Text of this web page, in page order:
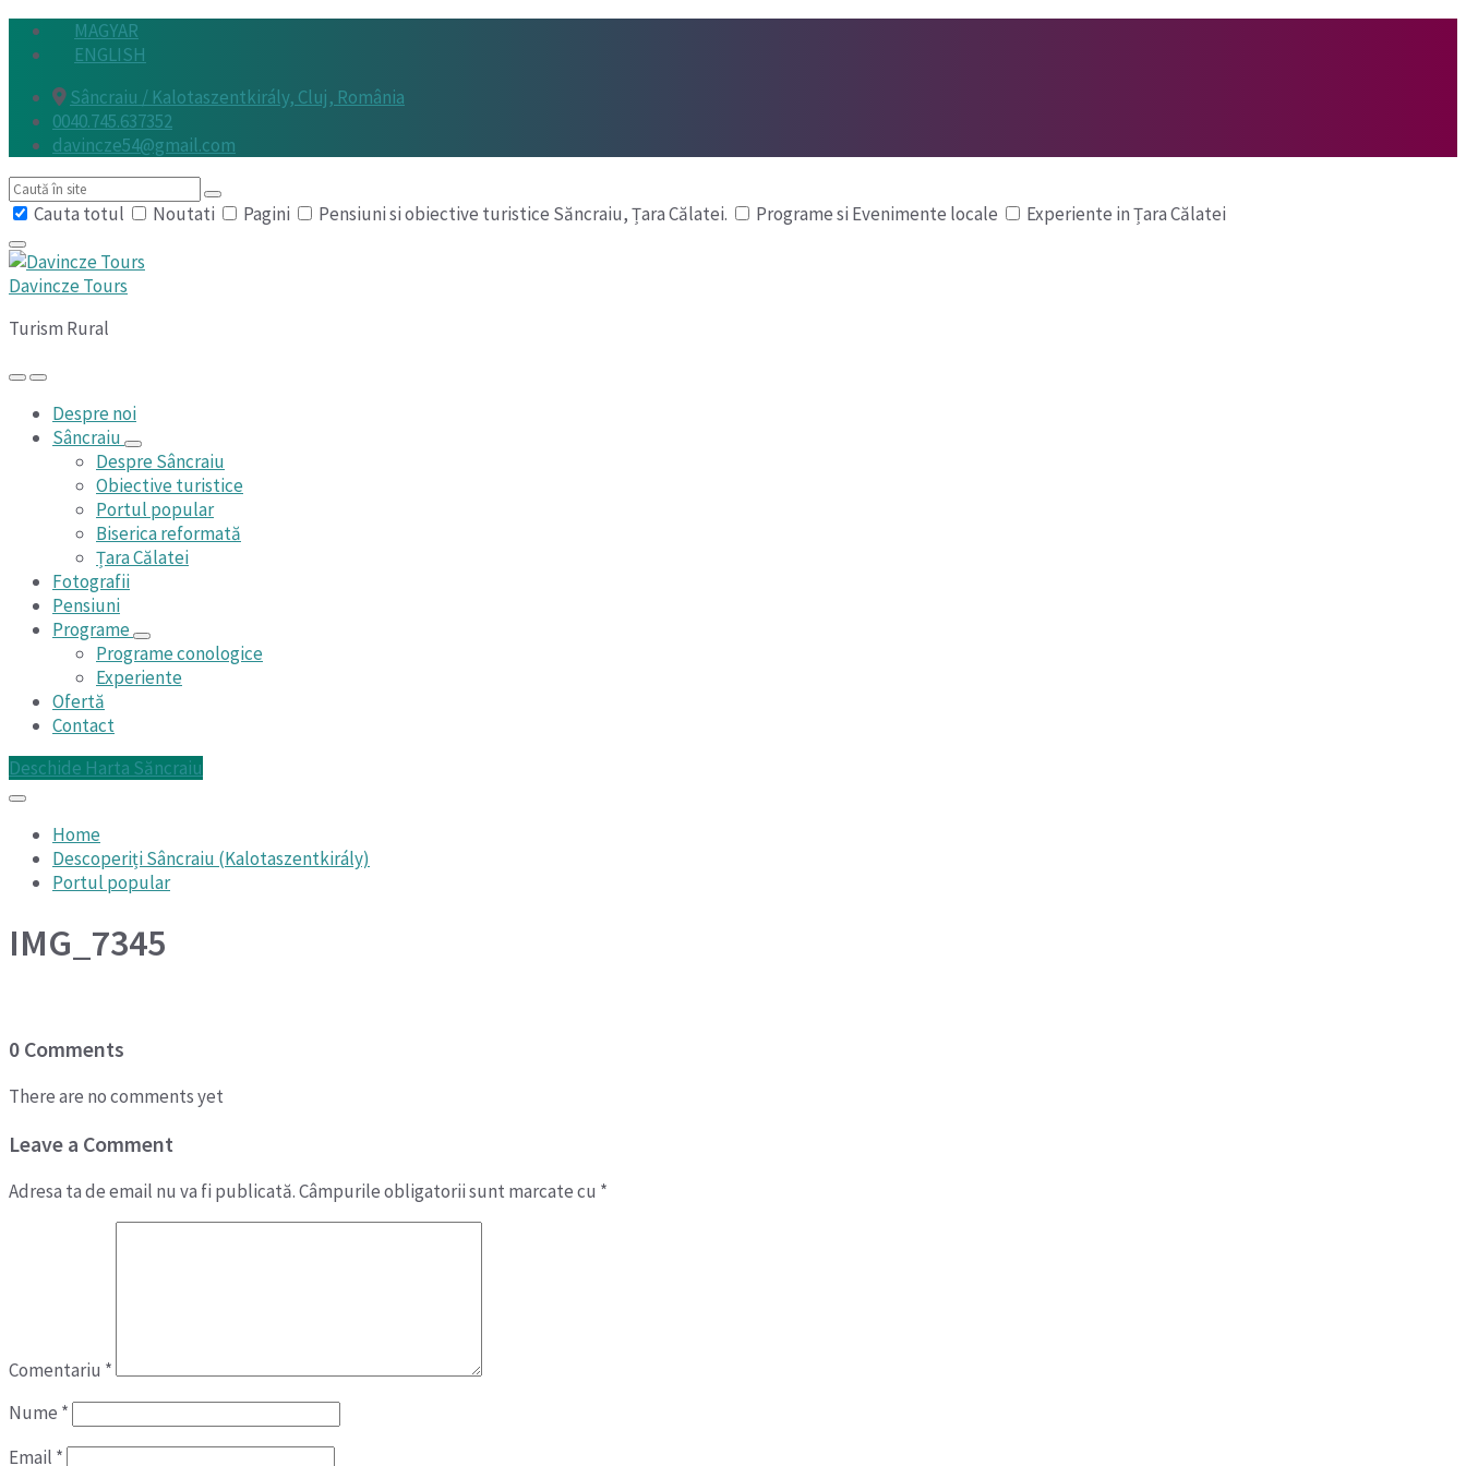
Skip
Skip
navigation
Skip
MAGYAR
ENGLISH
Sâncraiu / Kalotaszentkirály, Cluj, România
0040.745.637352
davincze54@gmail.com
Search
Cauta totul
Noutati Pagini Pensiuni si obiective turistice Săncraiu, Țara Călatei. Programe si Evenimente locale Experiente in Țara Călatei
Davincze Tours
Turism Rural
Despre noi
Sâncraiu
Despre Sâncraiu
Obiective turistice
Portul popular
Biserica reformată
Țara Călatei
Fotografii
Pensiuni
Programe
Programe conologice
Experiente
Ofertă
Contact
Deschide Harta Săncraiu
Home
Descoperiți Sâncraiu (Kalotaszentkirály)
Portul popular
IMG_7345
0 Comments
There are no comments yet
Leave a Comment
Adresa ta de email nu va fi publicată.Câmpurile obligatorii sunt marcate cu *
Comentariu *
Nume *
Email *